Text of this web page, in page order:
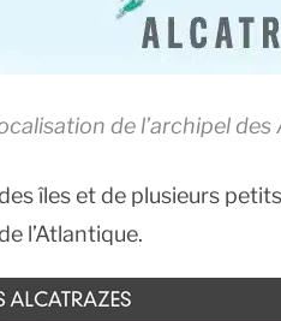
de l’archipel des
îles et de plusieurs
l’Atlantique.